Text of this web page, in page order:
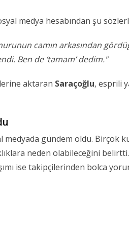
medya hesabından şu
camın arkasından
Ben de ‘tamam’ dedim."
aktaran Saraçoğlu, esprili
medyada gündem oldu. Birçok
neden olabileceğini belirtti.
ise takipçilerinden bolca